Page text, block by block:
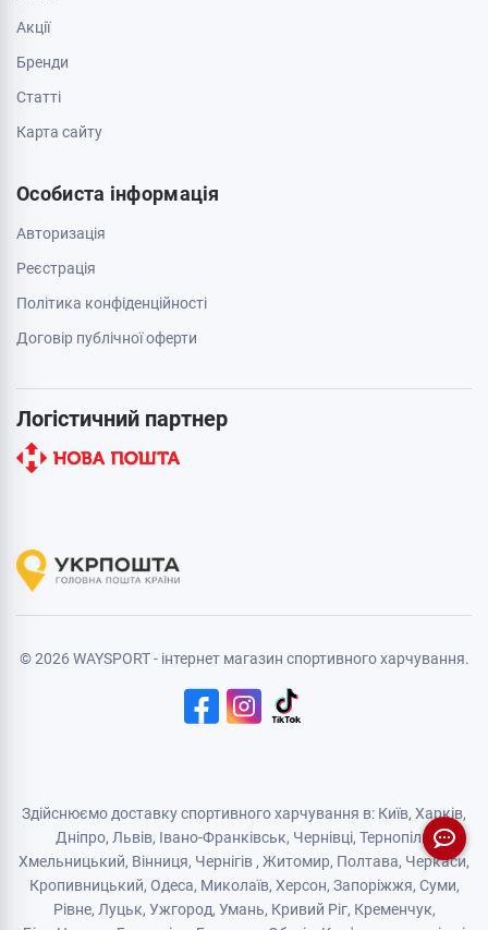
Акції
Бренди
Cтатті
Карта сайту
Особиста інформація
Авторизація
Реєстрація
Політика конфіденційності
Договір публічної оферти
Логістичний партнер
© 2026 WAYSPORT - інтернет магазин спортивного харчування.
Здійснюємо доставку спортивного харчування в: Київ, Харків,
Дніпро, Львів, Івано-Франківськ, Чернівці, Тернопіль
Хмельницький, Вінниця, Чернігів , Житомир, Полтава, Черкаси,
Кропивницький, Одеса, Миколаїв, Херсон, Запоріжжя, Суми,
Рівне, Луцьк, Ужгород, Умань, Кривий Ріг, Кременчук,